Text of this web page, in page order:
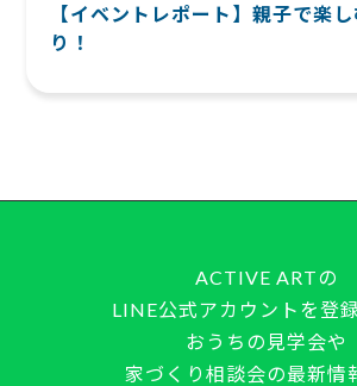
【イベントレポート】親子で楽
り！
ACTIVE ARTの
LINE公式アカウントを登
おうちの見学会や
家づくり相談会の最新情